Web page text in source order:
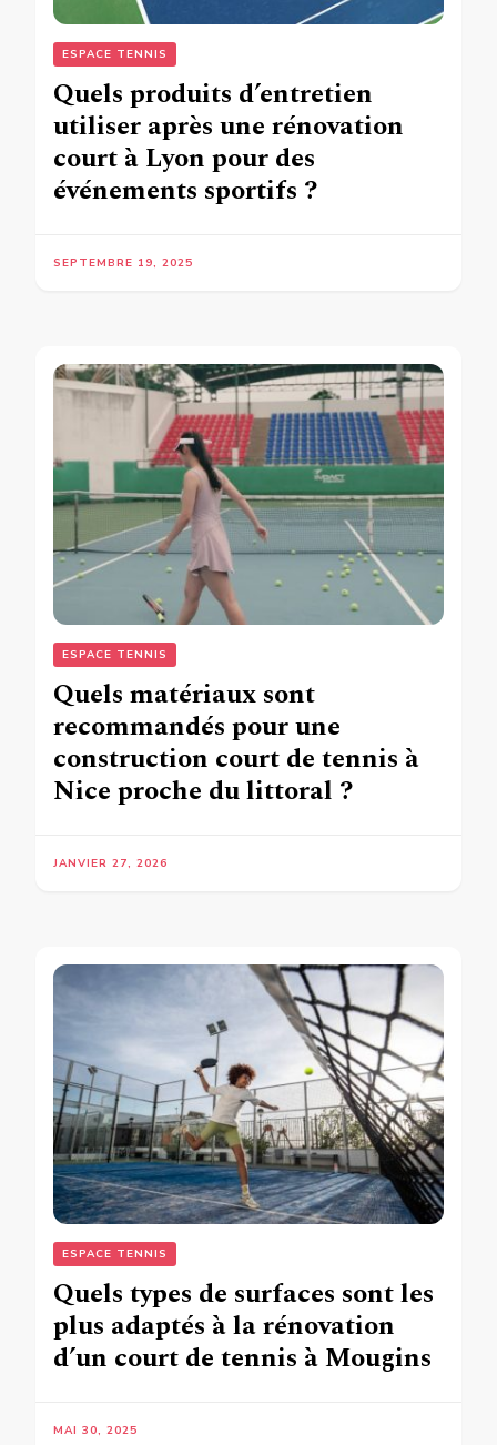
ESPACE TENNIS
Quels produits d’entretien
utiliser après une rénovation
court à Lyon pour des
événements sportifs ?
SEPTEMBRE 19, 2025
ESPACE TENNIS
Quels matériaux sont
recommandés pour une
construction court de tennis à
Nice proche du littoral ?
JANVIER 27, 2026
ESPACE TENNIS
Quels types de surfaces sont les
plus adaptés à la rénovation
d’un court de tennis à Mougins
MAI 30, 2025